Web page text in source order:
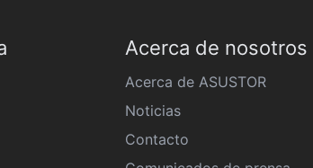
Acerca de nosotros
Acerca de ASUSTOR
Noticias
Contacto